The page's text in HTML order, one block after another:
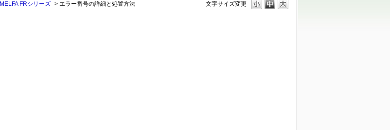
文字サイズ変更
MELFA FRシリーズ > エラー番号の詳細と処置方法